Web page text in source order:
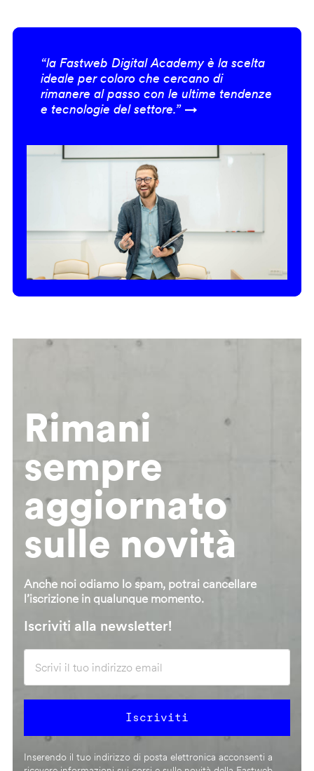
“la Fastweb Digital Academy è la scelta
ideale per coloro che cercano di
rimanere al passo con le ultime tendenze
e tecnologie del settore.” →
Rimani
sempre
aggiornato
sulle novità
Anche noi odiamo lo spam, potrai cancellare
l’iscrizione in qualunque momento.
Iscriviti alla newsletter!
Inserendo il tuo indirizzo di posta elettronica acconsenti a